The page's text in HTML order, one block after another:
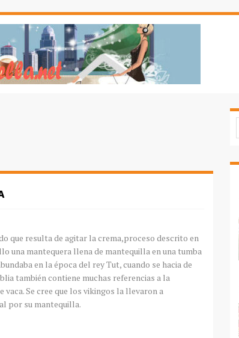
que resulta de agitar la crema,proceso descrito en
una mantequera llena de mantequilla en una tumba
en la época del reyTut, cuando se hacia de
también contiene muchas referencias a la
Se cree que los vikingos la llevaron a
por su mantequilla.